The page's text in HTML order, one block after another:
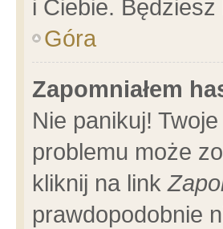
i Ciebie.
Góra
Zapomniałem
Nie panikuj!
problemu może
kliknij na link
prawdopodobnie